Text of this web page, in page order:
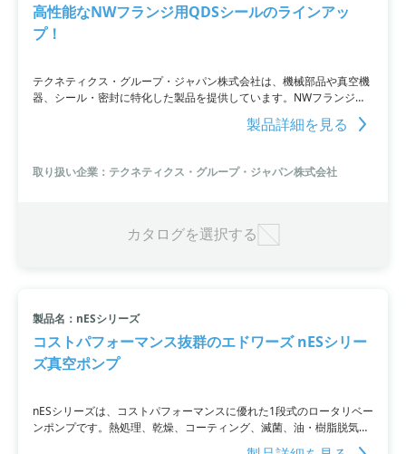
高性能なNWフランジ用QDSシールのラインアッ
プ！
テクネティクス・グループ・ジャパン株式会社は、機械部品や真空機
器、シール・密封に特化した製品を提供しています。NWフランジ用
QDSシールは、ヘリコフレックス・デルタシールと専用クランプで構
成されており、クイックディスコネクトシステムを採用。この概要資
ついて詳しくご紹介しています。
製品詳細を見る
取り扱い企業：テクネティクス・グループ・ジャパン株式会社
カタログを選択する
製品名：nESシリーズ
コストパフォーマンス抜群のエドワーズ nESシリー
ズ真空ポンプ
nESシリーズは、コストパフォーマンスに優れた1段式のロータリベー
ンポンプです。熱処理、乾燥、コーティング、滅菌、油・樹脂脱気、
食品加工、リーク検出、真空断熱、シリンダ充填など様々な製造業に